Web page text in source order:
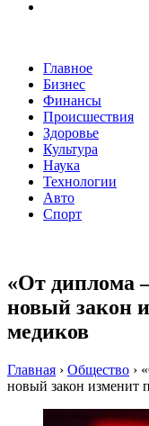
Главное
Бизнес
Финансы
Происшествия
Здоровье
Культура
Наука
Технологии
Авто
Спорт
«От диплома
новый закон
медиков
Главная › Общество ›
новый закон изменит